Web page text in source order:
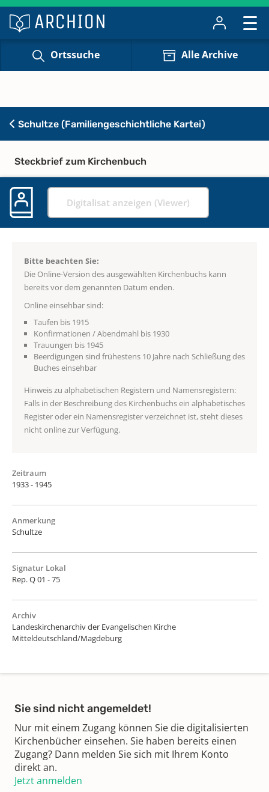
Ortssuche Alle Archive
Schultze (Familiengeschichtliche Kartei)
Steckbrief zum Kirchenbuch
Digitalisat anzeigen (Viewer)
Bitte beachten Sie:
Die Online-Version des ausgewählten Kirchenbuchs kann
bereits vor dem genannten Datum enden.
Online einsehbar sind:
Taufen bis 1915
Konfirmationen / Abendmahl bis 1930
Trauungen bis 1945
Beerdigungen sind frühestens 10 Jahre nach Schließung des
Buches einsehbar
Hinweis zu alphabetischen Registern und Namensregistern:
Falls in der Beschreibung des Kirchenbuchs ein alphabetisches
Register oder ein Namensregister verzeichnet ist, steht dieses
nicht online zur Verfügung.
Zeitraum
1933 - 1945
Anmerkung
Schultze
Signatur Lokal
Rep. Q 01 - 75
Archiv
Landeskirchenarchiv der Evangelischen Kirche
Mitteldeutschland/Magdeburg
Sie sind nicht angemeldet!
Nur mit einem Zugang können Sie die digitalisierten
Kirchenbücher einsehen. Sie haben bereits einen
Zugang? Dann melden Sie sich mit Ihrem Konto
direkt an.
Jetzt anmelden